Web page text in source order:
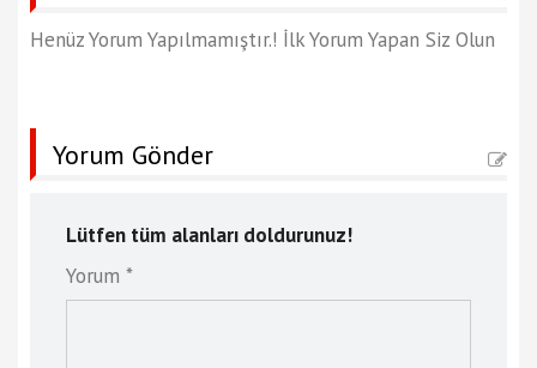
Henüz Yorum Yapılmamıştır.! İlk Yorum Yapan Siz Olun
Yorum Gönder
Lütfen tüm alanları doldurunuz!
Yorum *